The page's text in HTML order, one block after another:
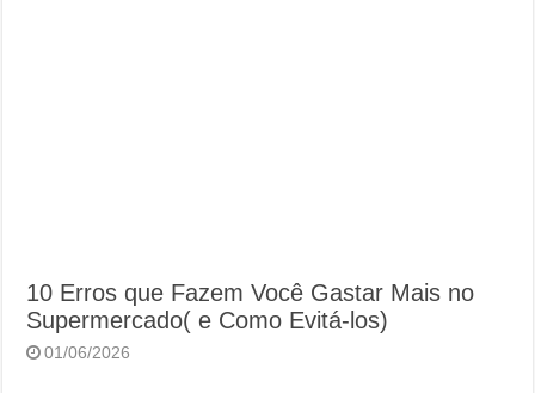
10 Erros que Fazem Você Gastar Mais no
Supermercado( e Como Evitá-los)
01/06/2026